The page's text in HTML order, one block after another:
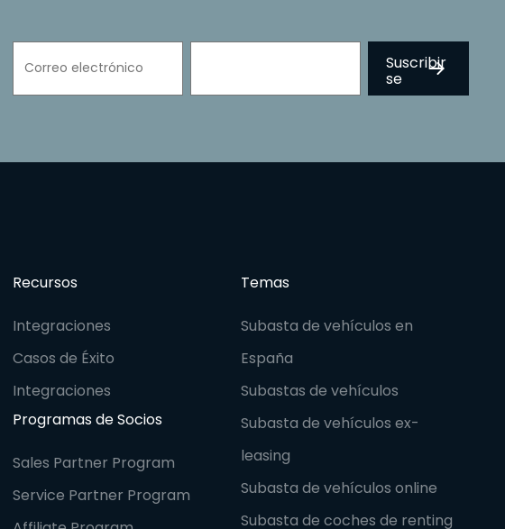
Recursos
Integraciones
Casos de Éxito
Integraciones
Programas de Socios
Sales Partner Program
Service Partner Program
Temas
Subasta de vehículos en
España
Subastas de vehículos
Subasta de vehículos ex-
leasing
Subasta de vehículos online
Subasta de coches de renting